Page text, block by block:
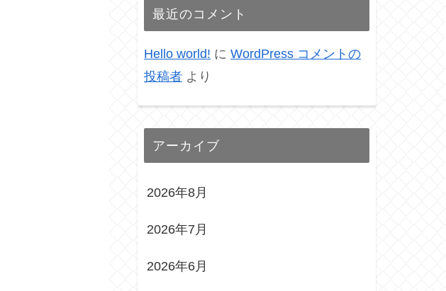
最近のコメント
Hello world! に WordPress コメントの
投稿者 より
アーカイブ
2026年8月
2026年7月
2026年6月